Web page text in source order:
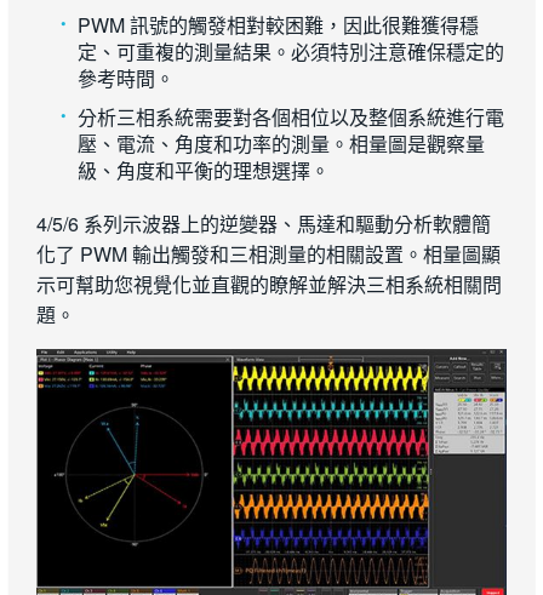
PWM 訊號的觸發相對較困難，因此很難獲得穩
定、可重複的測量結果。必須特別注意確保穩定的
參考時間。
分析三相系統需要對各個相位以及整個系統進行電
壓、電流、角度和功率的測量。相量圖是觀察量
級、角度和平衡的理想選擇。
4/5/6 系列示波器上的逆變器、馬達和驅動分析軟體簡
化了 PWM 輸出觸發和三相測量的相關設置。相量圖顯
示可幫助您視覺化並直觀的瞭解並解決三相系統相關問
題。